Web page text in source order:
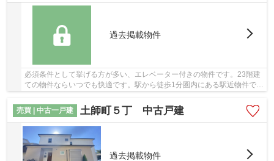
過去掲載物件
必須条件として挙げる方が多い、エレベーター付きの物件です。23階建
ての物件ならいつでも快適です。駅から徒歩1分圏内にある駅近物件で
売買 | 中古一戸建
土師町５丁 中古戸建
過去掲載物件